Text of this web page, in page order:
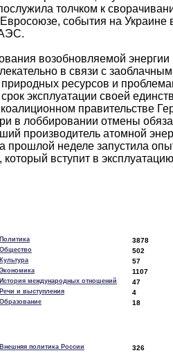
толчком к
события на Украине
возобновляемой
в связи с
ресурсов и
эксплуатации своей
правительстве
в лоббировании отмены
производитель атомной
прошлой неделе запустила
который вступит в
Политика 3878
Общество 502
Культура 57
Экономика 1107
История международных отношений 47
Речи и выступления 4
Образование 18
Внешняя политика России 326